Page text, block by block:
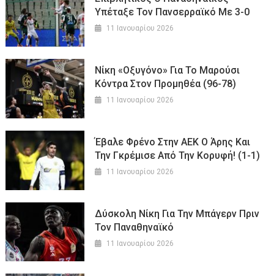
Υπέταξε Τον Πανσερραϊκό Με 3-0
11 Ιανουαρίου 2026
Νίκη «οξυγόνο» Για Το Μαρούσι
Κόντρα Στον Προμηθέα (96-78)
11 Ιανουαρίου 2026
Έβαλε Φρένο Στην ΑΕΚ Ο Άρης Και
Την Γκρέμισε Από Την Κορυφή! (1-1)
11 Ιανουαρίου 2026
Δύσκολη Νίκη Για Την Μπάγερν Πριν
Τον Παναθηναϊκό
11 Ιανουαρίου 2026